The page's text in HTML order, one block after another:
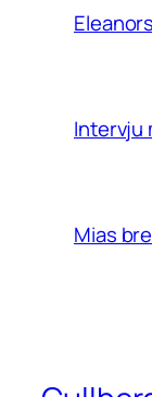
Intervju
Mias